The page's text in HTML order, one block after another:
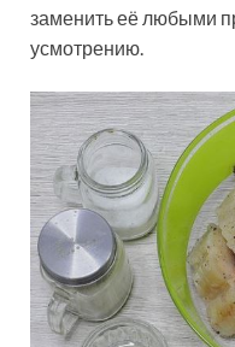
заменить её любыми
усмотрению.